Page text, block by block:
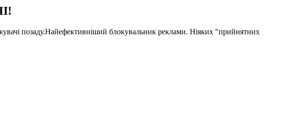
позаду.Найефективніший блокувальник реклами. Ніяких "прийнятних